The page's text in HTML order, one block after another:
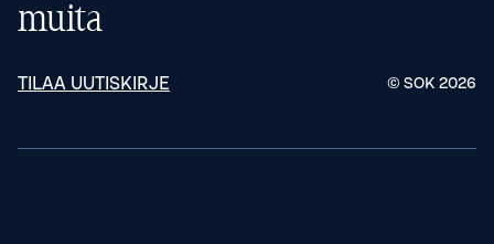
muita
TILAA UUTISKIRJE © SOK 2026